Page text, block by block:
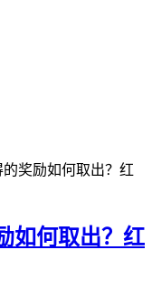
奖励如何取出？红
如何取出？红